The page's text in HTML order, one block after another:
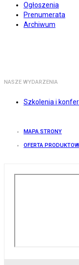
Ogłoszenia
Prenumerata
Archiwum
NASZE WYDARZENIA
Szkolenia i
MAPA STRONY
OFERTA